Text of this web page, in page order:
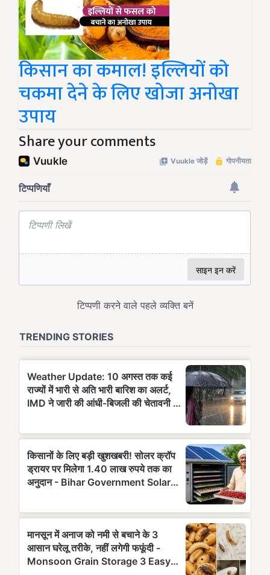
किसान का कमाल! इल्लियों को
चकमा देने के लिए खोजा अनोखा
उपाय
Share your comments